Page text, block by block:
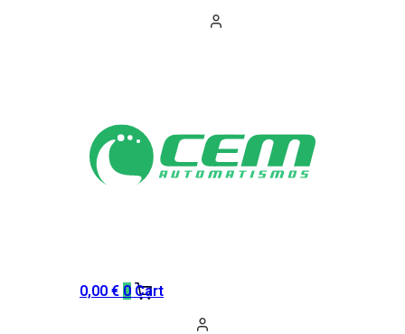
0,00 € 0 Cart